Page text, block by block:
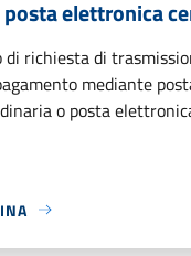
elettronica
di richiesta di
mediante
o posta